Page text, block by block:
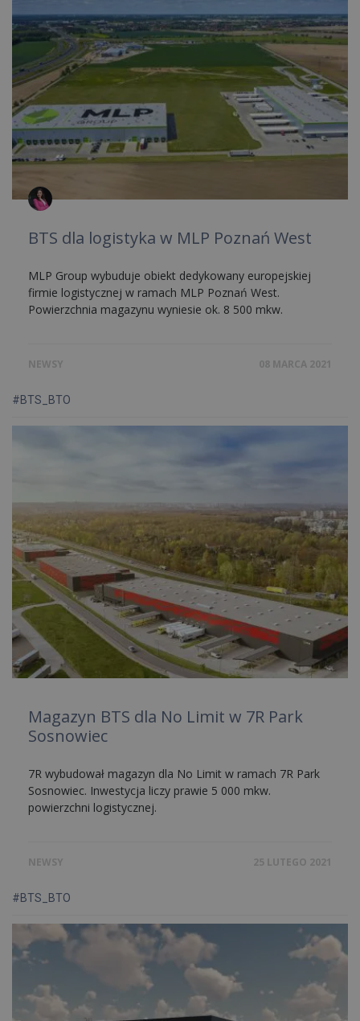
BTS dla logistyka w MLP Poznań West
MLP Group wybuduje obiekt dedykowany europejskiej
firmie logistycznej w ramach MLP Poznań West.
Powierzchnia magazynu wyniesie ok. 8 500 mkw.
NEWSY 08 MARCA 2021
#BTS_BTO
Magazyn BTS dla No Limit w 7R Park
Sosnowiec
7R wybudował magazyn dla No Limit w ramach 7R Park
Sosnowiec. Inwestycja liczy prawie 5 000 mkw.
powierzchni logistycznej.
NEWSY 25 LUTEGO 2021
#BTS_BTO